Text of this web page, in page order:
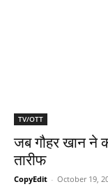
TV/OTT
जब गौहर खान ने
तारीफ
CopyEdit - October 19,